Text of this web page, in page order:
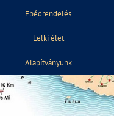
Ebédrendelés
Lelki élet
Alapítványunk